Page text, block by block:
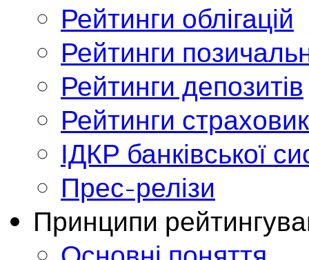
Рейтинги облігацій
Рейтинги
Рейтинги депозитів
Рейтинги
ІДКР банківської
Прес-релізи
Принципи